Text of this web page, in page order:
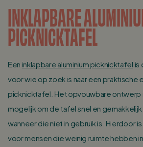
INKLAPBARE
PICKNICKTAFEL
Een inklapbare aluminium picknicktafel is
voor wie op zoek is naar een praktische
picknicktafel. Het opvouwbare ontwerp
mogelijk om de tafel snel en
wanneer die niet in gebruik is. Hierdoor
voor mensen die weinig ruimte hebben